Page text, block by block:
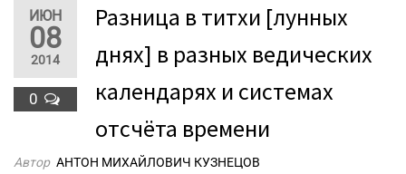
ИЮН
08
2014
0
Разница в титхи [лунных
днях] в разных ведических
календарях и системах
отсчёта времени
Автор АНТОН МИХАЙЛОВИЧ КУЗНЕЦОВ